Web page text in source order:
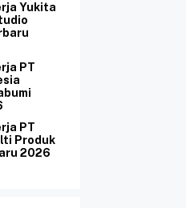
Yukita
PT
PT
Produk
2026